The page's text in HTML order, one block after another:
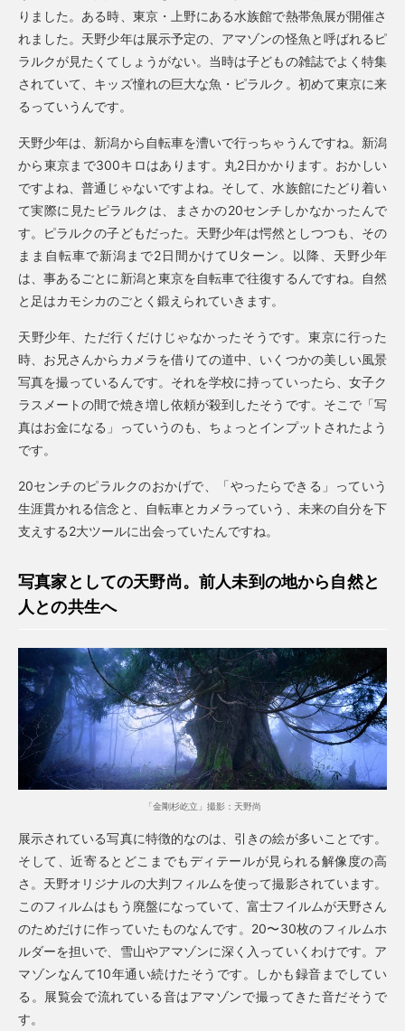
りました。ある時、東京・上野にある水族館で熱帯魚展が開催さ
れました。天野少年は展示予定の、アマゾンの怪魚と呼ばれるピ
ラルクが見たくてしょうがない。当時は子どもの雑誌でよく特集
されていて、キッズ憧れの巨大な魚・ピラルク。初めて東京に来
るっていうんです。
天野少年は、新潟から自転車を漕いで行っちゃうんですね。新潟
から東京まで300キロはあります。丸2日かかります。おかしい
ですよね、普通じゃないですよね。そして、水族館にたどり着い
て実際に見たピラルクは、まさかの20センチしかなかったんで
す。ピラルクの子どもだった。天野少年は愕然としつつも、その
まま自転車で新潟まで2日間かけてUターン。以降、天野少年
は、事あるごとに新潟と東京を自転車で往復するんですね。自然
と足はカモシカのごとく鍛えられていきます。
天野少年、ただ行くだけじゃなかったそうです。東京に行った
時、お兄さんからカメラを借りての道中、いくつかの美しい風景
写真を撮っているんです。それを学校に持っていったら、女子ク
ラスメートの間で焼き増し依頼が殺到したそうです。そこで「写
真はお金になる」っていうのも、ちょっとインプットされたよう
です。
20センチのピラルクのおかげで、「やったらできる」っていう
生涯貫かれる信念と、自転車とカメラっていう、未来の自分を下
支えする2大ツールに出会っていたんですね。
写真家としての天野尚。前人未到の地から自然と
人との共生へ
「金剛杉屹立」撮影：天野尚
展示されている写真に特徴的なのは、引きの絵が多いことです。
そして、近寄るとどこまでもディテールが見られる解像度の高
さ。天野オリジナルの大判フィルムを使って撮影されています。
このフィルムはもう廃盤になっていて、富士フイルムが天野さん
のためだけに作っていたものなんです。20〜30枚のフィルムホ
ルダーを担いで、雪山やアマゾンに深く入っていくわけです。ア
マゾンなんて10年通い続けたそうです。しかも録音までしてい
る。展覧会で流れている音はアマゾンで撮ってきた音だそうで
す。